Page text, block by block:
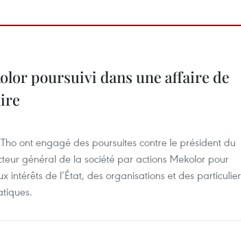
poursuivi dans une affaire de
ont engagé des poursuites contre le président du
général de la société par actions Mekolor pour
intérêts de l’État, des organisations et des